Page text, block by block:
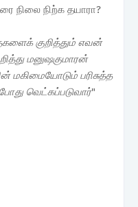
நிலை நிற்க தயாரா?
குறித்தும் எவன்
மனுஷகுமாரன்
மகிமையோடும் பரிசுத்த
வெட்கப்படுவார்"